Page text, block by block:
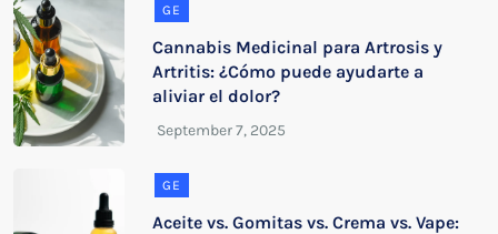
GE
Cannabis Medicinal para Artrosis y
Artritis: ¿Cómo puede ayudarte a
aliviar el dolor?
GE
Aceite vs. Gomitas vs. Crema vs. Vape: